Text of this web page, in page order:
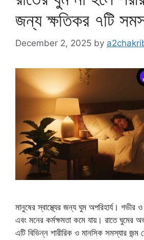
জন্য ক্ষতিকর ৭টি
December 2, 2025 by
মানুষের স্বাস্থ্যের জন্য ঘুম অপরিহার্য। গভীর
এবং মনের কর্মক্ষমতা কমে যায়। রাতে ঘুমের
এটি বিভিন্ন শারীরিক ও মানসিক সমস্যার